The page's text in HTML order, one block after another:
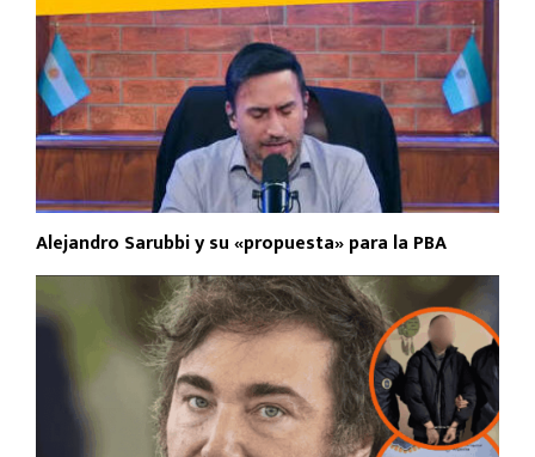
Alejandro Sarubbi y su «propuesta» para la PBA